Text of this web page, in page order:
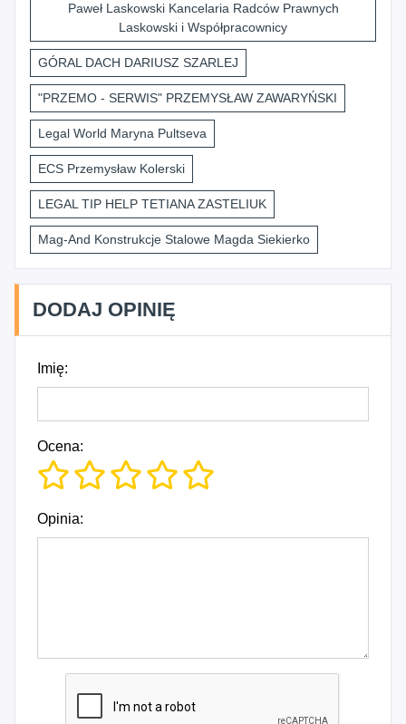
Paweł Laskowski Kancelaria Radców Prawnych
Laskowski i Współpracownicy
GÓRAL DACH DARIUSZ SZARLEJ
"PRZEMO - SERWIS" PRZEMYSŁAW ZAWARYŃSKI
Legal World Maryna Pultseva
ECS Przemysław Kolerski
LEGAL TIP HELP TETIANA ZASTELIUK
Mag-And Konstrukcje Stalowe Magda Siekierko
DODAJ OPINIĘ
Imię:
Ocena:
Opinia: